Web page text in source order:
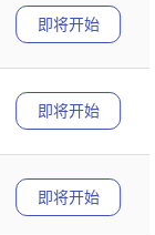
即将开始
即将开始
即将开始